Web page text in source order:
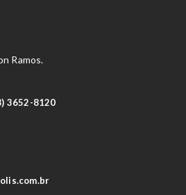
Ramos.
3652-8120